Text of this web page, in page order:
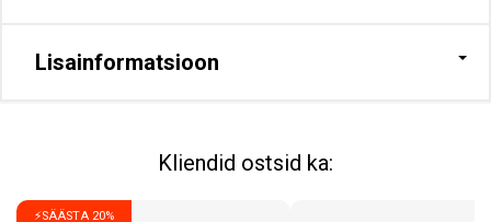
Lisainformatsioon
Kliendid ostsid ka:
⚡SÄÄSTA 20%